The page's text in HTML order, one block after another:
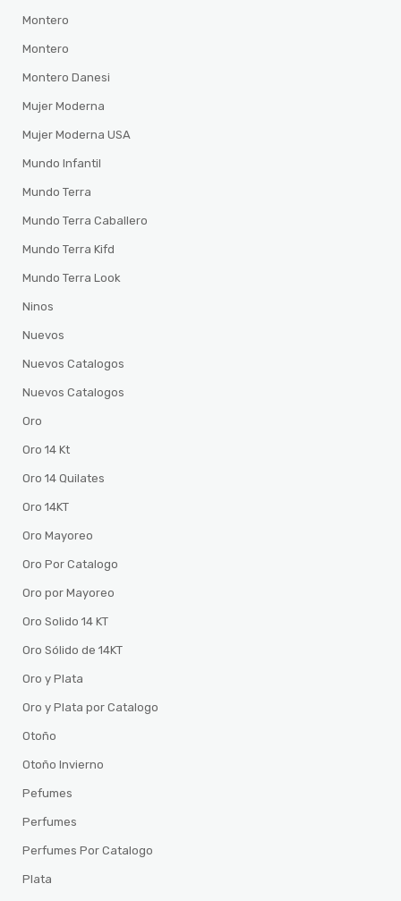
Montero
Montero
Montero Danesi
Mujer Moderna
Mujer Moderna USA
Mundo Infantil
Mundo Terra
Mundo Terra Caballero
Mundo Terra Kifd
Mundo Terra Look
Ninos
Nuevos
Nuevos Catalogos
Nuevos Catalogos
Oro
Oro 14 Kt
Oro 14 Quilates
Oro 14KT
Oro Mayoreo
Oro Por Catalogo
Oro por Mayoreo
Oro Solido 14 KT
Oro Sólido de 14KT
Oro y Plata
Oro y Plata por Catalogo
Otoño
Otoño Invierno
Pefumes
Perfumes
Perfumes Por Catalogo
Plata